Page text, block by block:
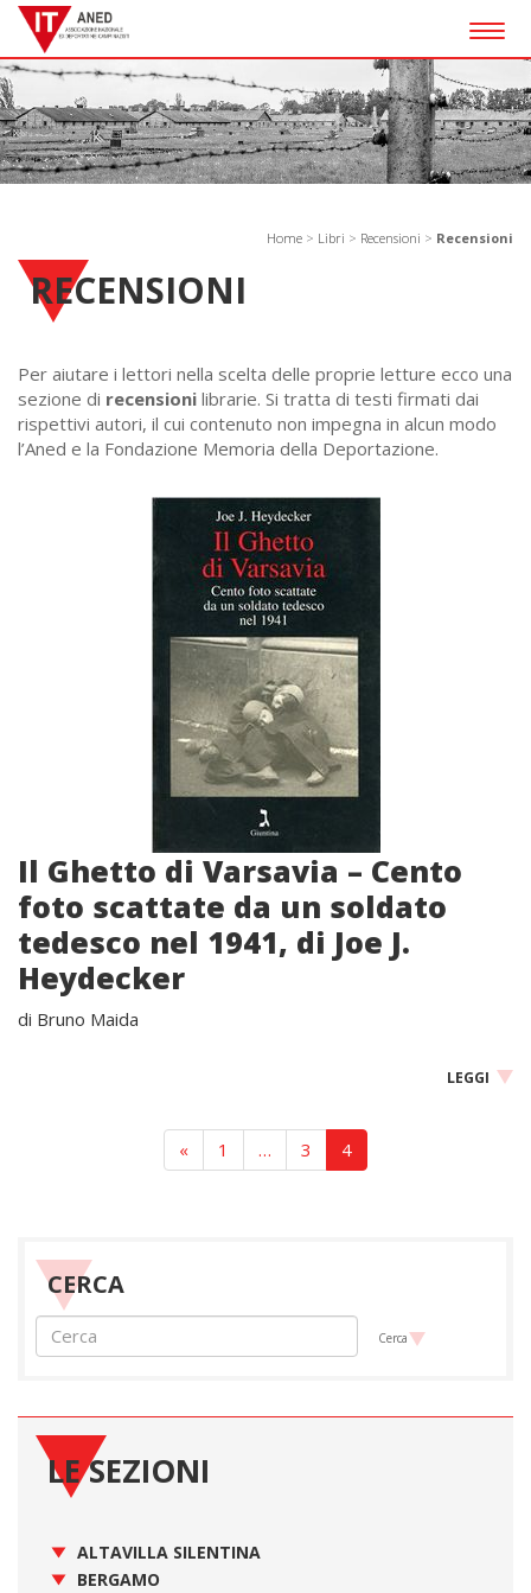
Home > Libri > Recensioni > Recensioni
RECENSIONI
Per aiutare i lettori nella scelta delle proprie letture ecco una
sezione di recensioni librarie. Si tratta di testi firmati dai
rispettivi autori, il cui contenuto non impegna in alcun modo
l’Aned e la Fondazione Memoria della Deportazione.
Il Ghetto di Varsavia – Cento
foto scattate da un soldato
tedesco nel 1941, di Joe J.
Heydecker
di Bruno Maida
LEGGI
« 1 … 3 4
CERCA
Cerca
LE SEZIONI
ALTAVILLA SILENTINA
BERGAMO